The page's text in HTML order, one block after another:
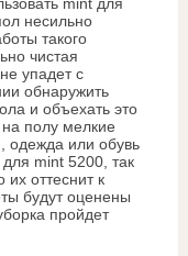
несильно
такого
чистая
упадет с
обнаружить
и объехать это
полу мелкие
одежда или обувь
mint 5200, так
их оттеснит к
будут оценены
пройдет